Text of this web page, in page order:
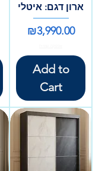
ארון דגם: איטלי
Price
₪3,990.00
Add to
Cart